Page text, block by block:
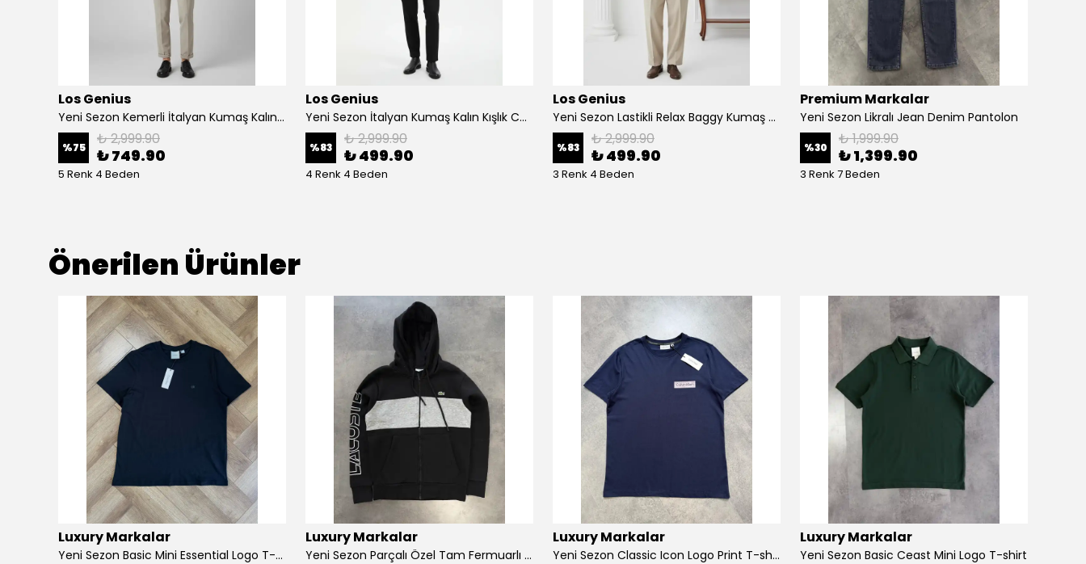
Los Genius
Yeni Sezon Kemerli İtalyan Kumaş Kalın Kışlık Casual Pantalon
%75 ₺ 2,999.90
₺ 749.90
5 Renk 4 Beden
Los Genius
Yeni Sezon İtalyan Kumaş Kalın Kışlık Casual Pantalon
%83 ₺ 2,999.90
₺ 499.90
4 Renk 4 Beden
Los Genius
Yeni Sezon Lastikli Relax Baggy Kumaş Pantalon
%83 ₺ 2,999.90
₺ 499.90
3 Renk 4 Beden
Premium Markalar
Yeni Sezon Likralı Jean Denim Pantolon
%30 ₺ 1,999.90
₺ 1,399.90
3 Renk 7 Beden
Önerilen Ürünler
Luxury Markalar
Yeni Sezon Basic Mini Essential Logo T-shirt
Luxury Markalar
Yeni Sezon Parçalı Özel Tam Fermuarlı Ceket
Luxury Markalar
Yeni Sezon Classic Icon Logo Print T-shirt
Luxury Markalar
Yeni Sezon Basic Ceast Mini Logo T-shirt